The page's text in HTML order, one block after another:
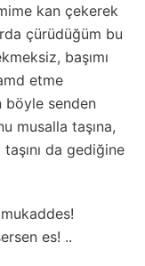
kan çekerek
çürüdüğüm bu
başımı
etme
böyle senden
musalla taşına,
da gediğine
es! ..